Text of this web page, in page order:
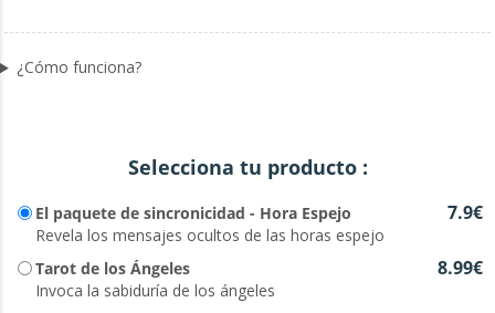
¿Cómo funciona?
Selecciona tu producto :
El paquete de sincronicidad - Hora Espejo
Revela los mensajes ocultos de las horas espejo
7.9€
Tarot de los Ángeles
Invoca la sabiduría de los ángeles
8.99€